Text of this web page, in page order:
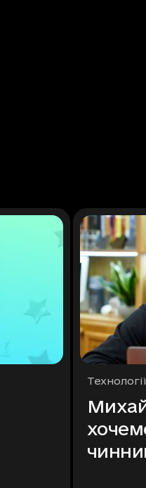
Рубрики
Технології